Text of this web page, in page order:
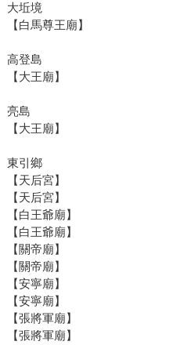
大坵境
【白馬尊王廟】
高登島
【大王廟】
亮島
【大王廟】
東引鄉
【天后宮】
【天后宮】
【白王爺廟】
【白王爺廟】
【關帝廟】
【關帝廟】
【安寧廟】
【安寧廟】
【張將軍廟】
【張將軍廟】